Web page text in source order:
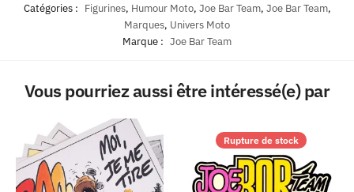
Catégories : Figurines, Humour Moto, Joe Bar Team, Joe Bar Team,
Marques, Univers Moto
Marque : Joe Bar Team
Vous pourriez aussi être intéressé(e) par
Rupture de stock